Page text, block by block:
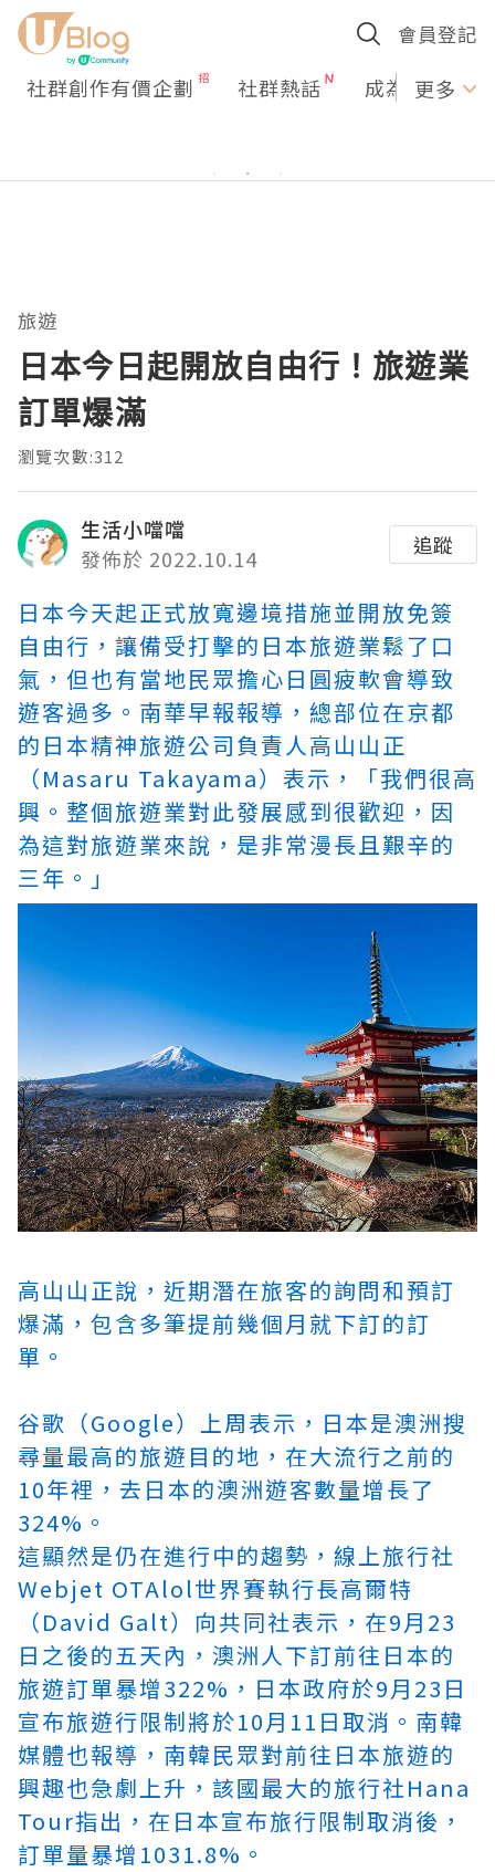
會員登記
社群創作有價企劃 社群熱話 成為U更多
旅遊
日本今日起開放自由行！旅遊業
訂單爆滿
瀏覽次數:312
生活小噹噹
發佈於 2022.10.14
追蹤
日本今天起正式放寬邊境措施並開放免簽
自由行，讓備受打擊的日本旅遊業鬆了口
氣，但也有當地民眾擔心日圓疲軟會導致
遊客過多。南華早報報導，總部位在京都
的日本精神旅遊公司負責人高山山正
（Masaru Takayama）表示，「我們很高
興。整個旅遊業對此發展感到很歡迎，因
為這對旅遊業來說，是非常漫長且艱辛的
三年。」
高山山正說，近期潛在旅客的詢問和預訂
爆滿，包含多筆提前幾個月就下訂的訂
單。
谷歌（Google）上周表示，日本是澳洲搜
尋量最高的旅遊目的地，在大流行之前的
10年裡，去日本的澳洲遊客數量增長了
324%。
這顯然是仍在進行中的趨勢，線上旅行社
Webjet OTAlol世界賽執行長高爾特
（David Galt）向共同社表示，在9月23
日之後的五天內，澳洲人下訂前往日本的
旅遊訂單暴增322%，日本政府於9月23日
宣布旅遊行限制將於10月11日取消。南韓
媒體也報導，南韓民眾對前往日本旅遊的
興趣也急劇上升，該國最大的旅行社Hana
Tour指出，在日本宣布旅行限制取消後，
訂單量暴增1031.8%。